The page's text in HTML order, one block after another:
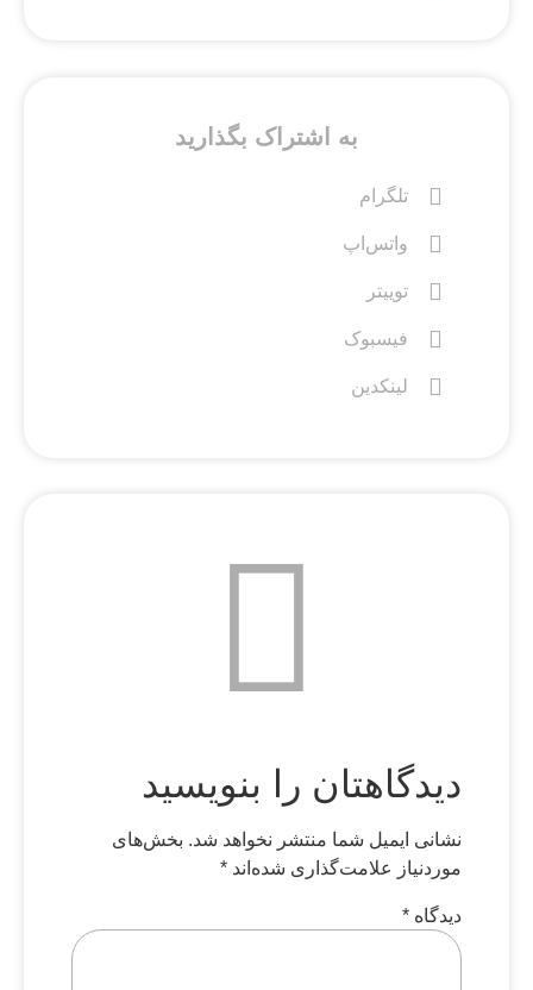
به اشتراک بگذارید
تلگرام
واتس‌اپ
توییتر
فیسبوک
لینکدین
دیدگاهتان را بنویسید
نشانی ایمیل شما منتشر نخواهد شد. بخش‌های
موردنیاز علامت‌گذاری شده‌اند *
دیدگاه *